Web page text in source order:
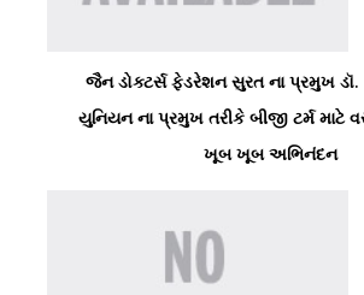
જૈન ડોક્ટર્સ ફેડરેશન સુરત ના પ્રમુખ
યુનિયન ના પ્રમુખ તરીકે બીજી ટર્મ માટે
ખૂબ ખૂબ અભિનંદન